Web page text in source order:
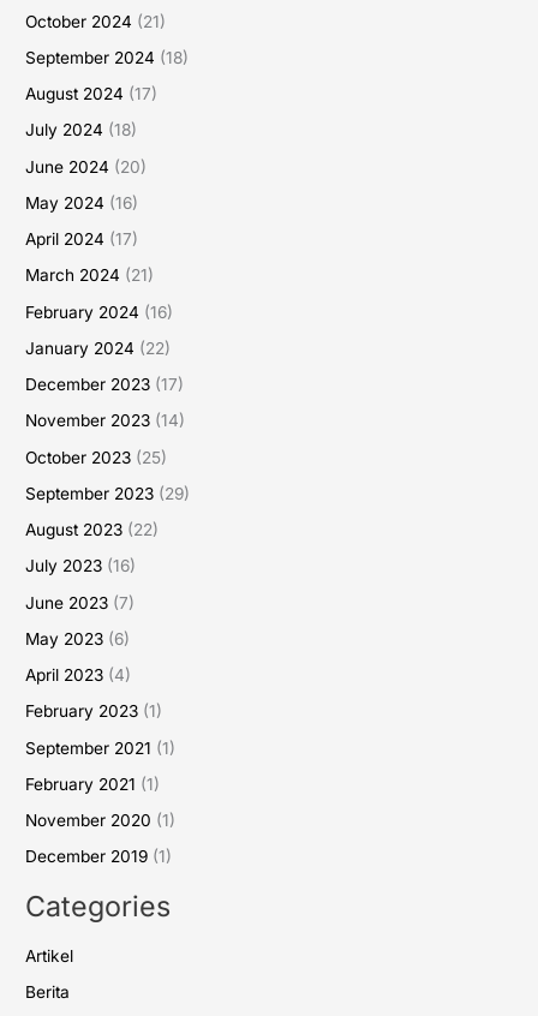
October 2024 (21)
September 2024 (18)
August 2024 (17)
July 2024 (18)
June 2024 (20)
May 2024 (16)
April 2024 (17)
March 2024 (21)
February 2024 (16)
January 2024 (22)
December 2023 (17)
November 2023 (14)
October 2023 (25)
September 2023 (29)
August 2023 (22)
July 2023 (16)
June 2023 (7)
May 2023 (6)
April 2023 (4)
February 2023 (1)
September 2021 (1)
February 2021 (1)
November 2020 (1)
December 2019 (1)
Categories
Artikel
Berita